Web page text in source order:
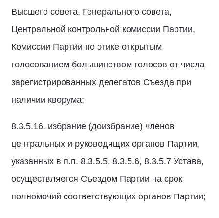
Высшего совета, Генерального совета,
Центральной контрольной комиссии Партии,
Комиссии Партии по этике открытым
голосованием большинством голосов от числа
зарегистрированных делегатов Съезда при
наличии кворума;
8.3.5.16. избрание (доизбрание) членов
центральных и руководящих органов Партии,
указанных в п.п. 8.3.5.5, 8.3.5.6, 8.3.5.7 Устава,
осуществляется Съездом Партии на срок
полномочий соответствующих органов Партии;